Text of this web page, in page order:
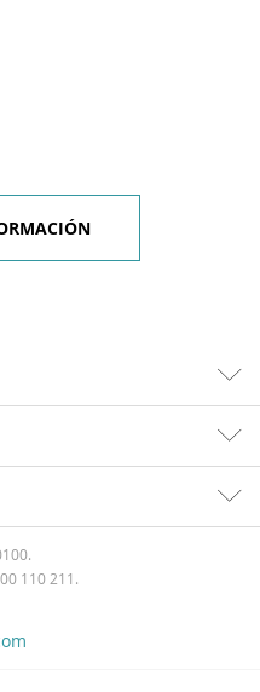
110 211.